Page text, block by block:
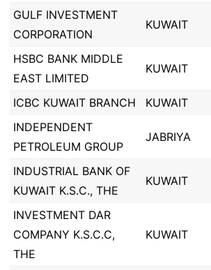
GULF INVESTMENT
CORPORATION
KUWAIT
HSBC BANK MIDDLE
EAST LIMITED
KUWAIT
ICBC KUWAIT BRANCH KUWAIT
INDEPENDENT
PETROLEUM GROUP
JABRIYA
INDUSTRIAL BANK OF
KUWAIT K.S.C., THE
KUWAIT
INVESTMENT DAR
COMPANY K.S.C.C,
THE
KUWAIT